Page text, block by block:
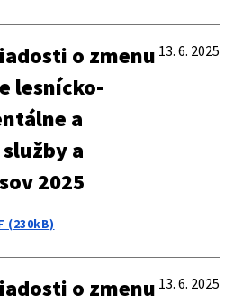
o zmenu
lesnícko-
a
a
2025
13. 6. 2025
(230kB)
o zmenu 13. 6. 2025